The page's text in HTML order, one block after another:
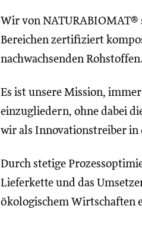
Wir von NATURABIOMAT®
Bereichen zertifiziert
nachwachsenden Rohstoffen.
Es ist unsere Mission,
einzugliedern, ohne dabei
wir als Innovationstreiber
Durch stetige
Lieferkette und das
ökologischem Wirtschaften